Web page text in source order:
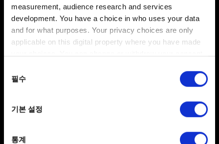
measurement, audience research and services
development. You have a choice in who uses your data
and for what purposes. Your privacy choices are only
applicable on this digital property where you have made
the Privacy trigger icon.
Collect information about your geographical
선택
필수
기본 설정
통계
코드 입력에 문제가 생기면GOG 고객 지원에
문의해주시기 바랍니다. 게임 코드 사진과 이메일
주소/GOG 사용자 이름이 적힌 종이는 첨부 파일로
보내주시기 바랍니다.